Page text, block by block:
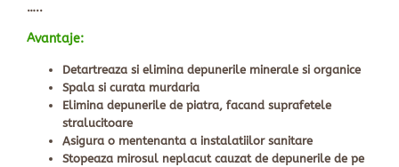
…..
Avantaje:
Detartreaza si elimina depunerile minerale si organice
Spala si curata murdaria
Elimina depunerile de piatra, facand suprafetele
stralucitoare
Asigura o mentenanta a instalatiilor sanitare
Stopeaza mirosul neplacut cauzat de depunerile de pe